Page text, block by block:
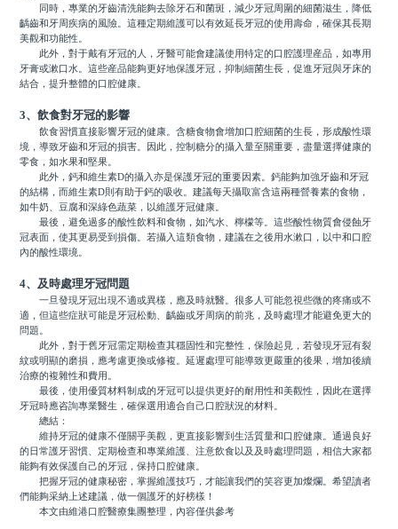
同時，專業的牙齒清洗能夠去除牙石和菌斑，減少牙冠周圍的細菌滋生，降低
齲齒和牙周疾病的風險。這種定期維護可以有效延長牙冠的使用壽命，確保其長期
美觀和功能性。
此外，對于戴有牙冠的人，牙醫可能會建議使用特定的口腔護理産品，如專用
牙膏或漱口水。這些産品能夠更好地保護牙冠，抑制細菌生長，促進牙冠與牙床的
結合，提升整體的口腔健康。
3、飲食對牙冠的影響
飲食習慣直接影響牙冠的健康。含糖食物會增加口腔細菌的生長，形成酸性環
境，導致牙齒和牙冠的損害。因此，控制糖分的攝入量至關重要，盡量選擇健康的
零食，如水果和堅果。
此外，鈣和維生素D的攝入亦是保護牙冠的重要因素。鈣能夠加強牙齒和牙冠
的結構，而維生素D則有助于鈣的吸收。建議每天攝取富含這兩種營養素的食物，
如牛奶、豆腐和深綠色蔬菜，以維護牙冠健康。
最後，避免過多的酸性飲料和食物，如汽水、檸檬等。這些酸性物質會侵蝕牙
冠表面，使其更易受到損傷。若攝入這類食物，建議在之後用水漱口，以中和口腔
內的酸性環境。
4、及時處理牙冠問題
一旦發現牙冠出現不適或異樣，應及時就醫。很多人可能忽視些微的疼痛或不
適，但這些症狀可能是牙冠松動、齲齒或牙周病的前兆，及時處理才能避免更大的
問題。
此外，對于舊牙冠需定期檢查其穩固性和完整性，保險起見，若發現牙冠有裂
紋或明顯的磨損，應考慮更換或修複。延遲處理可能導致更嚴重的後果，增加後續
治療的複雜性和費用。
最後，使用優質材料制成的牙冠可以提供更好的耐用性和美觀性，因此在選擇
牙冠時應咨詢專業醫生，確保選用適合自己口腔狀況的材料。
總結：
維持牙冠的健康不僅關乎美觀，更直接影響到生活質量和口腔健康。通過良好
的日常護牙習慣、定期檢查和專業維護、注意飲食以及及時處理問題，相信大家都
能夠有效保護自己的牙冠，保持口腔健康。
把握牙冠的健康秘密，掌握維護技巧，才能讓我們的笑容更加燦爛。希望讀者
們能夠采納上述建議，做一個護牙的好榜樣！
本文由維港口腔醫療集團整理，內容僅供參考